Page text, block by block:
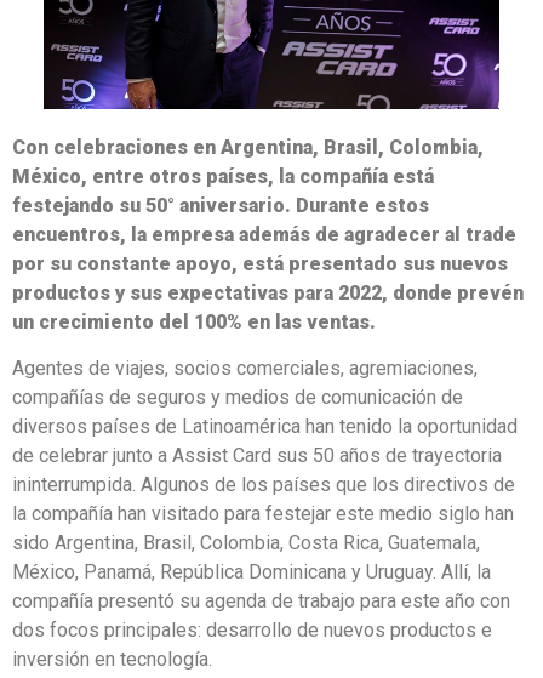
Con celebraciones en Argentina, Brasil, Colombia,
México, entre otros países, la compañía está
festejando su 50° aniversario. Durante estos
encuentros, la empresa además de agradecer al trade
por su constante apoyo, está presentado sus nuevos
productos y sus expectativas para 2022, donde prevén
un crecimiento del 100% en las ventas.
Agentes de viajes, socios comerciales, agremiaciones,
compañías de seguros y medios de comunicación de
diversos países de Latinoamérica han tenido la oportunidad
de celebrar junto a Assist Card sus 50 años de trayectoria
ininterrumpida. Algunos de los países que los directivos de
la compañía han visitado para festejar este medio siglo han
sido Argentina, Brasil, Colombia, Costa Rica, Guatemala,
México, Panamá, República Dominicana y Uruguay. Allí, la
compañía presentó su agenda de trabajo para este año con
dos focos principales: desarrollo de nuevos productos e
inversión en tecnología.